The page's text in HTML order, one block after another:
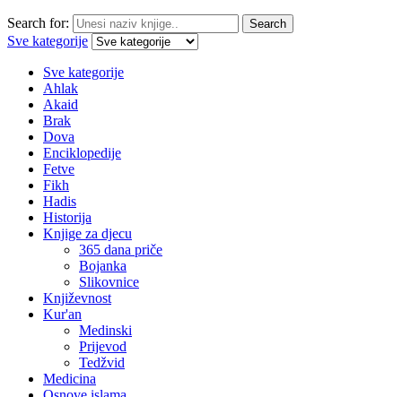
Search for: Search
Sve kategorije
Sve kategorije
Ahlak
Akaid
Brak
Dova
Enciklopedije
Fetve
Fikh
Hadis
Historija
Knjige za djecu
365 dana priče
Bojanka
Slikovnice
Književnost
Kur'an
Medinski
Prijevod
Tedžvid
Medicina